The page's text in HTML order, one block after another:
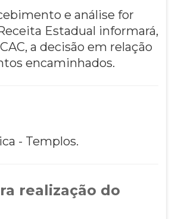
e análise for
Estadual informará,
a decisão em relação
encaminhados.
- Templos.
realização do